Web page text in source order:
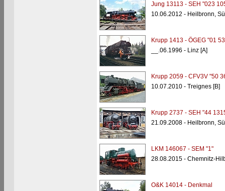
Jung 13113 - SEH "023
10.06.2012 - Heilbronn,
Krupp 1413 - ÖGEG "01
__.06.1996 - Linz [A]
Krupp 2059 - CFV3V "50
10.07.2010 - Treignes [B]
Krupp 2737 - SEH "44
21.09.2008 - Heilbronn,
LKM 146067 - SEM "1"
28.08.2015 - Chemnitz-
O&K 14014 - Denkmal